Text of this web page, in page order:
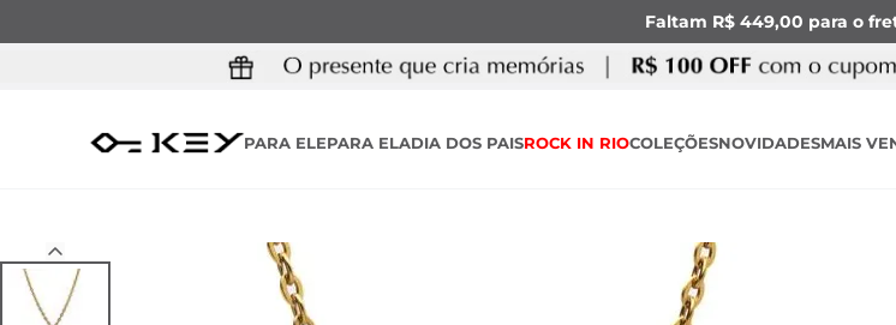
Faltam R$ 449,00 para o
PARA ELEPARA ELADIA DOS PAISROCK IN RIOCOLEÇÕESNOVIDADESMAIS